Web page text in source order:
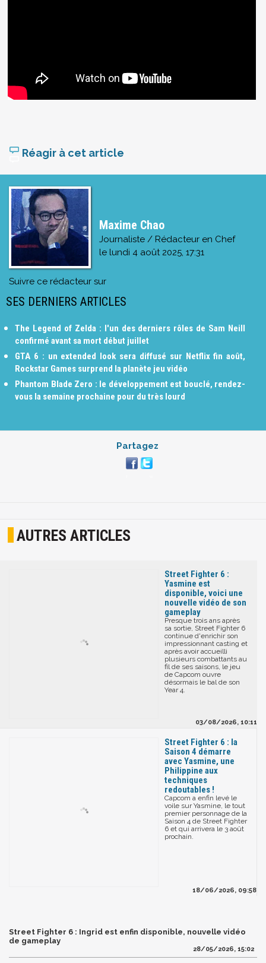
Réagir à cet article
Maxime Chao
Journaliste / Rédacteur en Chef
le lundi 4 août 2025, 17:31
Suivre ce rédacteur sur
SES DERNIERS ARTICLES
The Legend of Zelda : l'un des derniers rôles de Sam Neill
confirmé avant sa mort début juillet
GTA 6 : un extended look sera diffusé sur Netflix fin août,
Rockstar Games surprend la planète jeu vidéo
Phantom Blade Zero : le développement est bouclé, rendez-
vous la semaine prochaine pour du très lourd
Partagez
AUTRES ARTICLES
Street Fighter 6 :
Yasmine est
disponible, voici une
nouvelle vidéo de son
gameplay
Presque trois ans après
sa sortie, Street Fighter 6
continue d'enrichir son
impressionnant casting et
après avoir accueilli
plusieurs combattants au
fil de ses saisons, le jeu
de Capcom ouvre
désormais le bal de son
Year 4.
03/08/2026, 10:11
Street Fighter 6 : la
Saison 4 démarre
avec Yasmine, une
Philippine aux
techniques
redoutables !
Capcom a enfin levé le
voile sur Yasmine, le tout
premier personnage de la
Saison 4 de Street Fighter
6 et qui arrivera le 3 août
prochain.
18/06/2026, 09:58
Street Fighter 6 : Ingrid est enfin disponible, nouvelle vidéo
de gameplay
28/05/2026, 15:02